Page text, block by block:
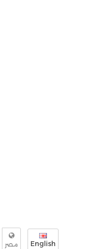
English مصر